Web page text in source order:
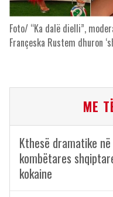
Foto/ “Ka dalë dielli”,
Françeska Rustem dhuron
ME
Kthesë dramatike
kombëtares
kokaine